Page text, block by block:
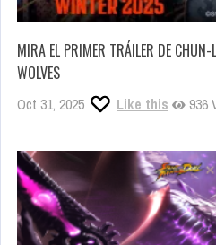
MIRA EL PRIMER TRÁILER DE CHUN-
WOLVES
Oct 31, 2025 Like this 936